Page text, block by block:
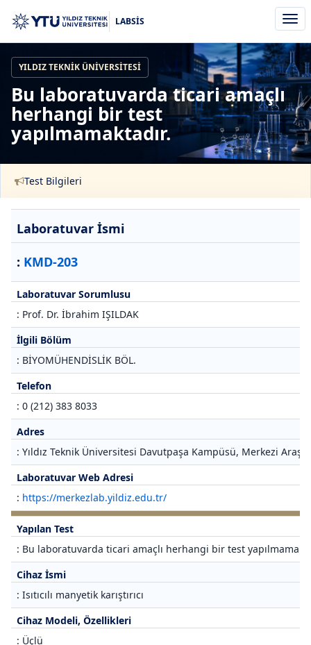
aç/
LABSİS
YILDIZ TEKNIK ÜNIVERSITESI
Bu laboratuvarda ticari amaçlı
herhangi bir test
yapılmamaktadır.
Test Bilgileri
Laboratuvar İsmi
: KMD-203
Laboratuvar Sorumlusu
: Prof. Dr. İbrahim IŞILDAK
İlgili Bölüm
: BİYOMÜHENDİSLİK BÖL.
Telefon
: 0 (212) 383 8033
Adres
: Yıldız Teknik Üniversitesi Davutpaşa Kampüsü, Merkezi
Laboratuvar Web Adresi
: https://merkezlab.yildiz.edu.tr/
Yapılan Test
: Bu laboratuvarda ticari amaçlı herhangi bir test
Cihaz İsmi
: Isıtıcılı manyetik karıştırıcı
Cihaz Modeli, Özellikleri
: Üçlü